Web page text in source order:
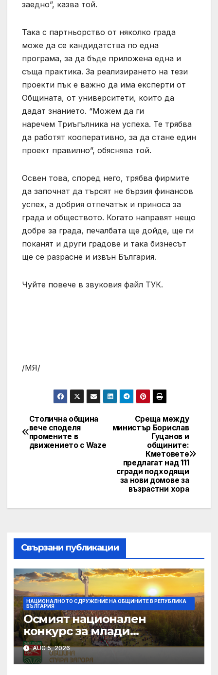
заедно”, казва той.
Така с партньорство от няколко града
може да се кандидатства по една
програма, за да бъде приложена една и
съща практика. За реализирането на тези
проекти пък е важно да има експерти от
Общината, от университети, които да
дадат знанието. “Можем да ги
наречем Триъгълника на успеха. Те трябва
да работят кооперативно, за да стане един
проект правилно”, обяснява той.
Освен това, според него, трябва фирмите
да започнат да търсят не бързия финансов
успех, а добрия отпечатък и приноса за
града и обществото. Когато направят нещо
добре за града, печалбата ще дойде, ще ги
поканят и други градове и така бизнесът
ще се разрасне и извън България.
Чуйте повече в звуковия файл ТУК.
/МЯ/
Post
navigation
Среща между
министър Борислав
Гуцанов и
общините:
Кметовете
предлагат над 111
сгради подходящи
за нови домове за
възрастни хора
Столична община
вече споделя
промените в
движението с Waze
Свързани публикации
НАЦИОНАЛНОТО СДРУЖЕНИЕ НА ОБЩИНИТЕ В РЕПУБЛИКА
БЪЛГАРИЯ
Осмият национален
конкурс за млади
изпълнители „Дунавски
звезди“ се подготвя в
Силистра
AUG 5, 2026